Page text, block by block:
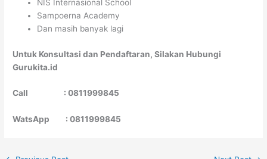
NIS Internasional School
Sampoerna Academy
Dan masih banyak lagi
Untuk Konsultasi dan Pendaftaran, Silakan Hubungi
Gurukita.id
Call : 0811999845
WatsApp : 0811999845